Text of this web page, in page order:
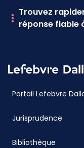
Trouvez
réponse fiable
Portail Lefebvre
Jurisprudence
Bibliothèque